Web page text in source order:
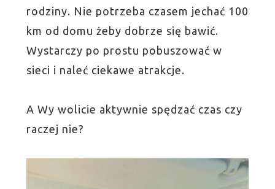
rodziny. Nie potrzeba czasem jechać 100
km od domu żeby dobrze się bawić.
Wystarczy po prostu pobuszować w
sieci i naleć ciekawe atrakcje.
A Wy wolicie aktywnie spędzać czas czy
raczej nie?